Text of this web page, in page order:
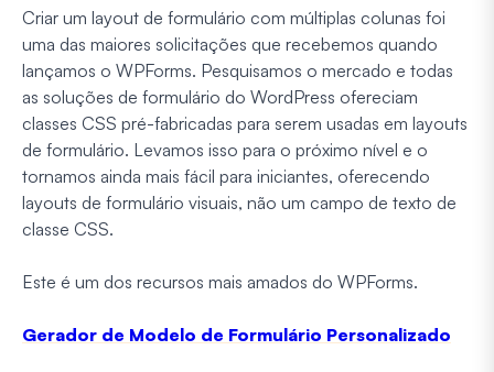
Criar um layout de formulário com múltiplas colunas foi
uma das maiores solicitações que recebemos quando
lançamos o WPForms. Pesquisamos o mercado e todas
as soluções de formulário do WordPress ofereciam
classes CSS pré-fabricadas para serem usadas em layouts
de formulário. Levamos isso para o próximo nível e o
tornamos ainda mais fácil para iniciantes, oferecendo
layouts de formulário visuais, não um campo de texto de
classe CSS.
Este é um dos recursos mais amados do WPForms.
Gerador de Modelo de Formulário Personalizado